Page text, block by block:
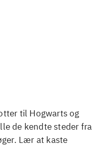
til Hogwarts og
de kendte steder fra
Lær at kaste